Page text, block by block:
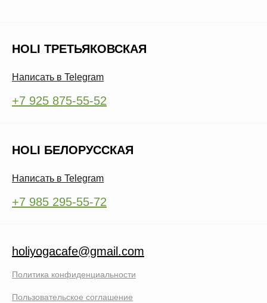
holiyogacafe@gmail.com
Политика конфиденциальности
Пользовательское соглашение
+7 925 875-55-52
Написать в Telegram
+7 985 295-55-72
HOLI ТРЕТЬЯКОВСКАЯ
Написать в Telegram
HOLI БЕЛОРУССКАЯ